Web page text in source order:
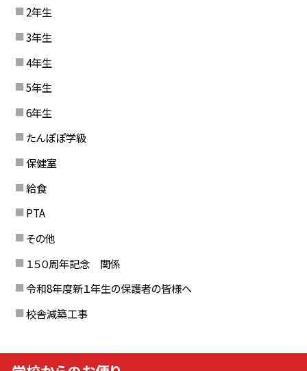
2年生
3年生
4年生
5年生
6年生
たんぽぽ学級
保健室
給食
PTA
その他
１５０周年記念 関係
令和8年度新１年生の保護者の皆様へ
校舎減築工事